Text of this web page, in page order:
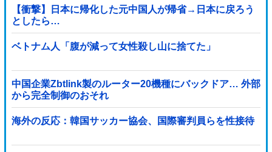
【衝撃】日本に帰化した元中国人が帰省→日本に戻ろう
としたら…
ベトナム人「腹が減って女性殺し山に捨てた」
中国企業Zbtlink製のルーター20機種にバックドア… 外部
から完全制御のおそれ
海外の反応：韓国サッカー協会、国際審判員らを性接待